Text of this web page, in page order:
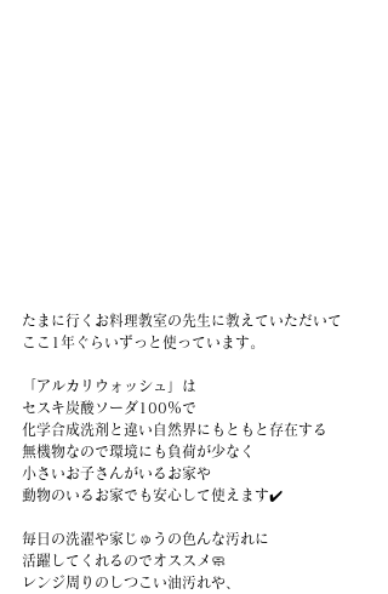
たまに行くお料理教室の先生に教えていただいて
ここ1年ぐらいずっと使っています。
「アルカリウォッシュ」は
セスキ炭酸ソーダ100％で
化学合成洗剤と違い自然界にもともと存在する
無機物なので環境にも負荷が少なく
小さいお子さんがいるお家や
動物のいるお家でも安心して使えます✔️
毎日の洗濯や家じゅうの色んな汚れに
活躍してくれるのでオススメ🧼
レンジ周りのしつこい油汚れや、